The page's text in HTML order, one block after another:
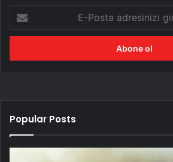
Posta
adresinizi
Popular Posts